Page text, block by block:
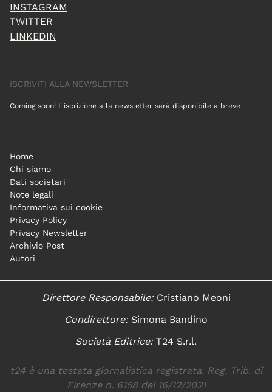
INSTAGRAM
TWITTER
LINKEDIN
ISCRIVITI ALLA NEWSLETTER
Coming soon! L'iscrizione alla newsletter sarà disponibile a breve
Home
Chi siamo
Dati societari
Note legali
Informativa sui cookie
Privacy Policy
Privacy Newsletter
Archivio Post
Autori
Direttore Responsabile:Cristiano Meoni
Condirettore:Simona Bandino
Società Editrice:T24 S.r.l.
t24 è una testata giornalistica registrata. Reg. Trib. di
Firenze n. 6158 del 16/12/2021